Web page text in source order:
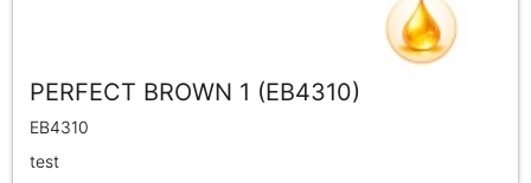
PERFECT BROWN 1 (EB4310)
EB4310
test